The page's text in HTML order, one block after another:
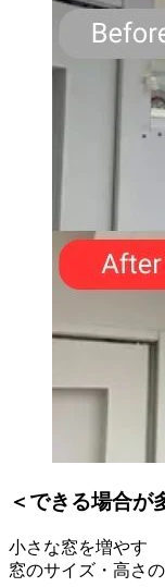
＜できる場合が
小さな窓を増やす
窓のサイズ・高さ